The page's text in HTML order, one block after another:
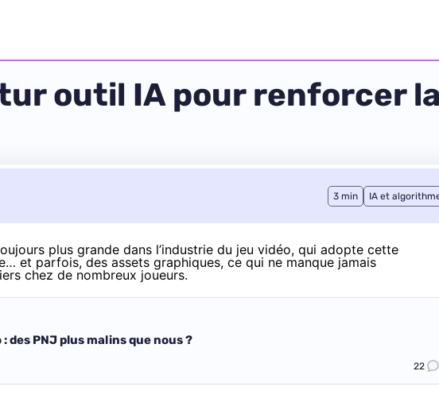
outil IA pour renforcer
3 min IA et
plus grande dans l’industrie du jeu vidéo, qui adopte cette
et parfois, des assets graphiques, ce qui ne manque jamais
chez de nombreux joueurs.
des PNJ plus malins que nous ?
22